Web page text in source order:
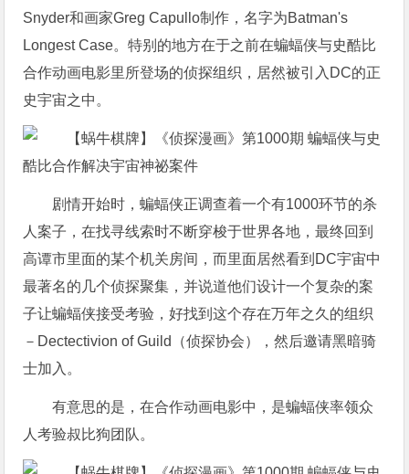
Snyder和画家Greg Capullo制作，名字为Batman's
Longest Case。特别的地方在于之前在蝙蝠侠与史酷比
合作动画电影里所登场的侦探组织，居然被引入DC的正
史宇宙之中。
剧情开始时，蝙蝠侠正调查着一个有1000环节的杀
人案子，在找寻线索时不断穿梭于世界各地，最终回到
高谭市里面的某个机关房间，而里面居然看到DC宇宙中
最著名的几个侦探聚集，并说道他们设计一个复杂的案
子让蝙蝠侠接受考验，好找到这个存在万年之久的组织
－Dectectivion of Guild（侦探协会），然后邀请黑暗骑
士加入。
有意思的是，在合作动画电影中，是蝙蝠侠率领众
人考验叔比狗团队。